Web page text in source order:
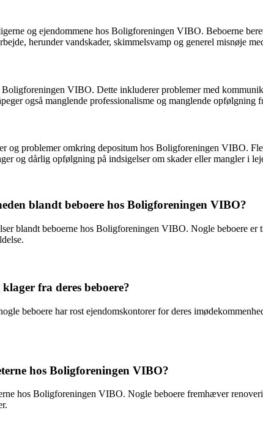
og ejendommene hos Boligforeningen VIBO. Beboerne
herunder vandskader, skimmelsvamp og generel misnøje
VIBO. Dette inkluderer problemer med
også manglende professionalisme og manglende opfølgning
og problemer omkring depositum hos Boligforeningen VIBO.
og dårlig opfølgning på indsigelser om skader eller mangler i
blandt beboere hos Boligforeningen VIBO?
blandt beboerne hos Boligforeningen VIBO. Nogle beboere
fra deres beboere?
beboere har rost ejendomskontorer for deres
hos Boligforeningen VIBO?
hos Boligforeningen VIBO. Nogle beboere fremhæver